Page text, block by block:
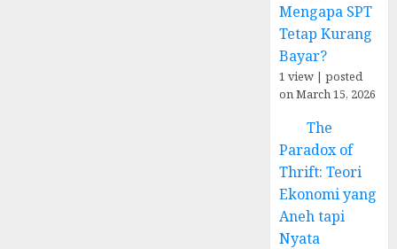
Mengapa SPT
Tetap Kurang
Bayar?
1 view |posted
on March 15, 2026
The
Paradox of
Thrift: Teori
Ekonomi yang
Aneh tapi
Nyata